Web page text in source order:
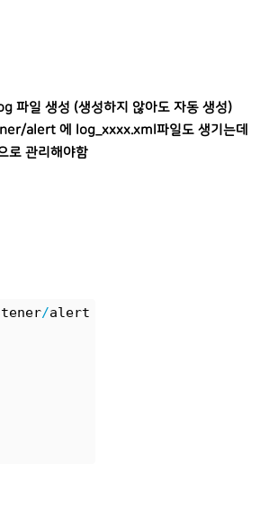
일 생성 (생성하지 않아도 자동 생성)
alert 에 log_xxxx.xml파일도 생기는데
로 관리해야함
/alert